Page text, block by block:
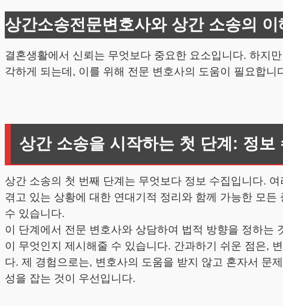
상간소송전문변호사와 상간 소송의 이
결혼생활에서 신뢰는 무엇보다 중요한 요소입니다. 하지
각하게 되는데, 이를 위해 전문 변호사의 도움이 필요합
상간 소송을 시작하는 첫 단계: 정보
상간 소송의 첫 번째 단계는 무엇보다 정보 수집입니다.
겪고 있는 상황에 대한 연대기적 정리와 함께 가능한 모
수 있습니다.
이 단계에서 전문 변호사와 상담하여 법적 방향을 정하는
이 무엇인지 제시해줄 수 있습니다. 간과하기 쉬운 점은,
다. 제 경험으로는, 변호사의 도움을 받지 않고 혼자서 문
성을 잡는 것이 우선입니다.